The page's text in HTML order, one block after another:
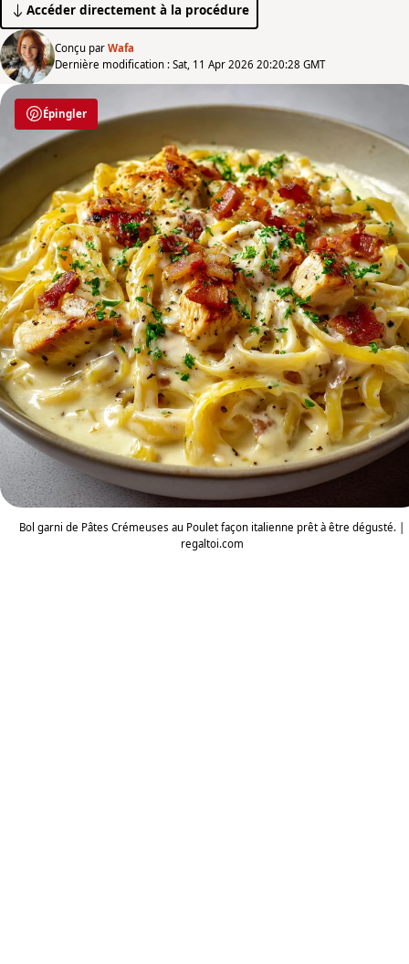
Accéder directement à la procédure
Conçu par Wafa
Dernière modification : Sat, 11 Apr 2026 20:20:28 GMT
Épingler
Bol garni de Pâtes Crémeuses au Poulet façon italienne prêt à être dégusté. |
regaltoi.com